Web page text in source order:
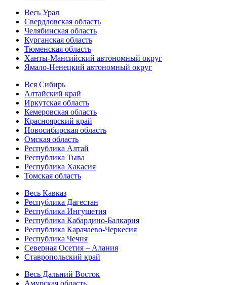
Весь Урал
Свердловская область
Челябинская область
Курганская область
Тюменская область
Ханты-Мансийский автономный округ
Ямало-Ненецкий автономный округ
Вся Сибирь
Алтайский край
Иркутская область
Кемеровская область
Красноярский край
Новосибирская область
Омская область
Республика Алтай
Республика Тыва
Республика Хакасия
Томская область
Весь Кавказ
Республика Дагестан
Республика Ингушетия
Республика Кабардино-Балкария
Республика Карачаево-Черкесия
Республика Чечня
Северная Осетия – Алания
Ставропольский край
Весь Дальний Восток
Амурская область